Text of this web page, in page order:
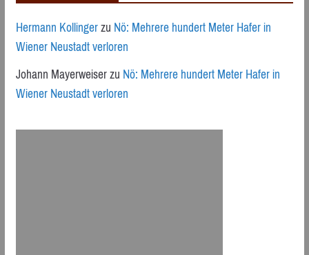
Hermann KollingerzuNö: Mehrere hundert Meter Hafer in
Wiener Neustadt verloren
Johann MayerweiserzuNö: Mehrere hundert Meter Hafer in
Wiener Neustadt verloren